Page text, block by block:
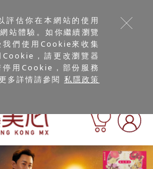
評估你在本網站的使用
站體驗。如你繼續瀏覽
們使用Cookie來收集
，請更改瀏覽器
用Cookie，部份服務
多詳情請參閱 私隱政策